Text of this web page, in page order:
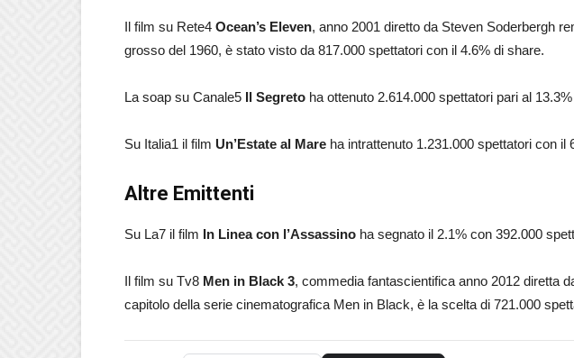
Il film su Rete4 Ocean’s Eleven, anno 2001 diretto da Steven Soderbergh
grosso del 1960, è stato visto da 817.000 spettatori con il 4.6% di share.
La soap su Canale5 Il Segreto ha ottenuto 2.614.000 spettatori pari al
Su Italia1 il film Un’Estate al Mare ha intrattenuto 1.231.000 spettatori con il
Altre Emittenti
Su La7 il film In Linea con l’Assassino ha segnato il 2.1% con 392.000
Il film su Tv8 Men in Black 3, commedia fantascientifica anno 2012 diretta
capitolo della serie cinematografica Men in Black, è la scelta di 721.000